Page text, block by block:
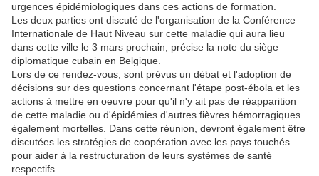
urgences épidémiologiques dans ces actions de formation.
Les deux parties ont discuté de l'organisation de la Conférence
Internationale de Haut Niveau sur cette maladie qui aura lieu
dans cette ville le 3 mars prochain, précise la note du siège
diplomatique cubain en Belgique.
Lors de ce rendez-vous, sont prévus un débat et l'adoption de
décisions sur des questions concernant l'étape post-ébola et les
actions à mettre en oeuvre pour qu'il n'y ait pas de réapparition
de cette maladie ou d'épidémies d'autres fièvres hémorragiques
également mortelles. Dans cette réunion, devront également être
discutées les stratégies de coopération avec les pays touchés
pour aider à la restructuration de leurs systèmes de santé
respectifs.